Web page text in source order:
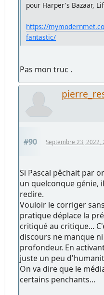
pour Harper's Bazaar,
https://
fantastic/
Pas mon truc .
#90 Septembre 23, 2022,
Si Pascal pêchait par
un quelconque génie,
redire.
Vouloir le corriger
pratique déplace la
critiqué au critique...
discours ne manque
profondeur. En
juste un peu
On va dire que le
certains penchants...